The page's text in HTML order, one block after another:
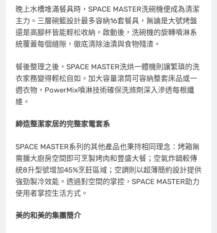
晚上水槽堆滿餐具時，SPACE MASTER洗碗機便成為清潔
主力。三層碗籃設計最多容納16套餐具，無論是大號烤盤
還是高腳杯皆能輕松收納。啟動後，洗碗機的旋轉噴淋系
統覆蓋每個縫隙，徹底清除油漬與食物殘渣。
餐後整理之後，SPACE MASTER洗烘一體機則讓繁瑣的洗
衣家務變得輕松自如。加大容量滾筒可容納整套床品或一
週衣物，PowerMix噴淋技術確保洗滌劑深入滲透每根纖
維。
締造整潔家居的完整家電套系
SPACE MASTER系列的其他產品也秉持相同理念：烤箱無
需擴大廚房空間即可烹製烤肉和豐盛大餐；空氣炸鍋較傳
統8升型號增加45%烹飪區域；空調則以超薄簡約設計提供
強勁製冷效能。透過對空間的掌控，SPACE MASTER助力
使用者掌控生活方式。
美的和美的集團簡介